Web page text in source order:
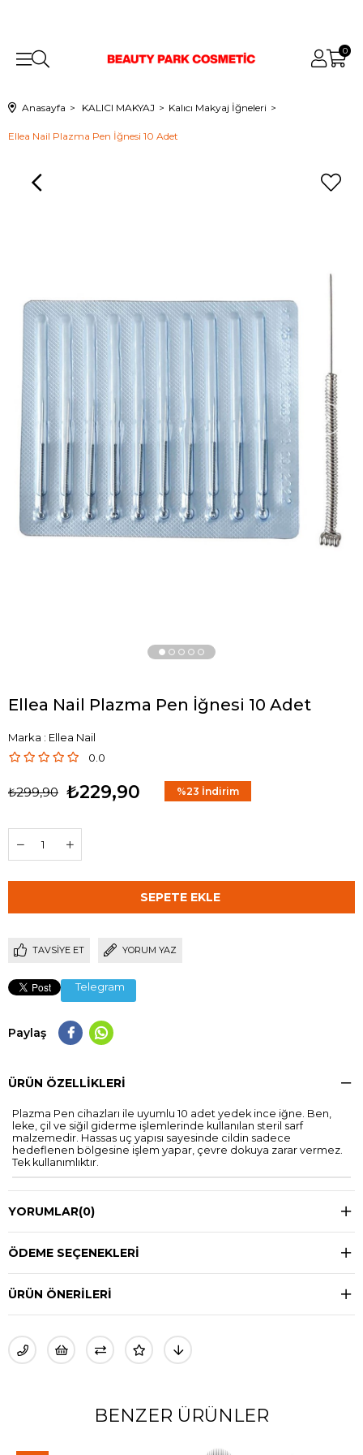
0
Anasayfa KALICI MAKYAJ Kalıcı Makyaj İğneleri
Ellea Nail Plazma Pen İğnesi 10 Adet
›
Ellea Nail Plazma Pen İğnesi 10 Adet
Marka : Ellea Nail
0.0
₺299,90 ₺229,90 %23 İndirim
TAVSIYE ET YORUM YAZ
Telegram
Paylaş
ÜRÜN ÖZELLIKLERI
Plazma Pen cihazları ile uyumlu 10 adet yedek ince iğne. Ben,
leke, çil ve siğil giderme işlemlerinde kullanılan steril sarf
malzemedir. Hassas uç yapısı sayesinde cildin sadece
hedeflenen bölgesine işlem yapar, çevre dokuya zarar vermez.
Tek kullanımlıktır.
YORUMLAR(0)
ÖDEME SEÇENEKLERI
ÜRÜN ÖNERILERI
BENZER ÜRÜNLER